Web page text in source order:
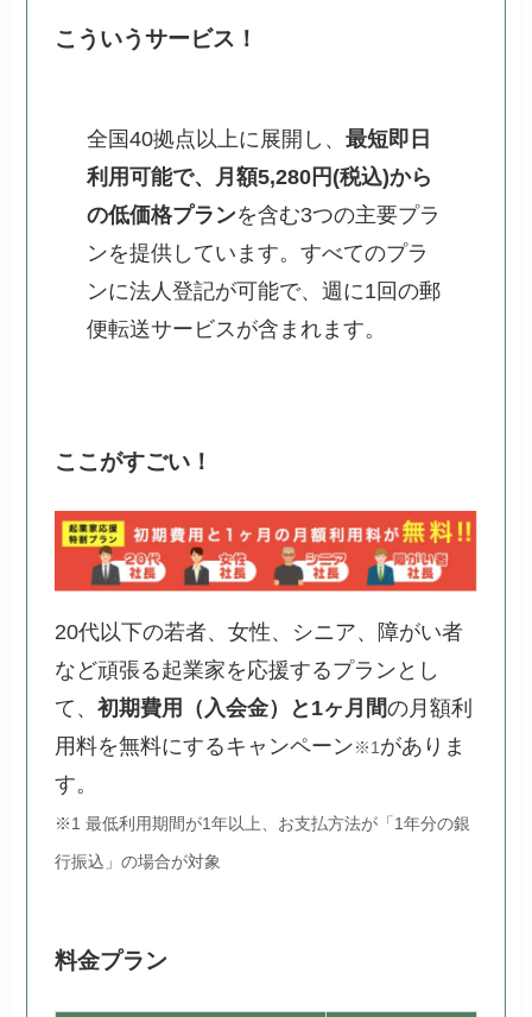
こういうサービス！
全国40拠点以上に展開し、 最短即日
利用可能で、月額5,280円(税込)から
の低価格プランを含む3つの主要プラ
ンを提供しています。すべてのプラ
ンに法人登記が可能で、週に1回の郵
便転送サービスが含まれます。
ここがすごい！
20代以下の若者、女性、シニア、障がい者
など頑張る起業家を応援するプランとし
て、 初期費用（入会金）と1ヶ月間の月額利
用料を無料にするキャンペーン※1 がありま
す。
※1 最低利用期間が1年以上、お支払方法が「1年分の銀
行振込」の場合が対象
料金プラン